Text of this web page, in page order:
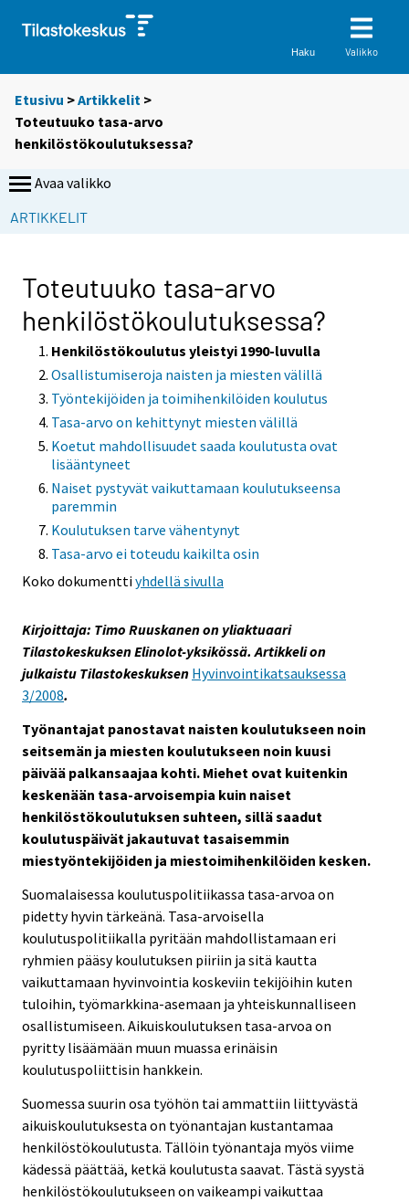
Haku Valikko
Etusivu >Artikkelit >
Toteutuuko tasa-arvo
henkilöstökoulutuksessa?
Avaa valikko
ARTIKKELIT
Toteutuuko tasa-arvo
henkilöstökoulutuksessa?
Henkilöstökoulutus yleistyi 1990-luvulla
Osallistumiseroja naisten ja miesten välillä
Työntekijöiden ja toimihenkilöiden koulutus
Tasa-arvo on kehittynyt miesten välillä
Koetut mahdollisuudet saada koulutusta ovat
lisääntyneet
Naiset pystyvät vaikuttamaan koulutukseensa
paremmin
Koulutuksen tarve vähentynyt
Tasa-arvo ei toteudu kaikilta osin
Koko dokumenttiyhdellä sivulla
Kirjoittaja: Timo Ruuskanen on yliaktuaari
Tilastokeskuksen Elinolot-yksikössä. Artikkeli on
julkaistu Tilastokeskuksen Hyvinvointikatsauksessa
3/2008.
Työnantajat panostavat naisten koulutukseen noin
seitsemän ja miesten koulutukseen noin kuusi
päivää palkansaajaa kohti. Miehet ovat kuitenkin
keskenään tasa-arvoisempia kuin naiset
henkilöstökoulutuksen suhteen, sillä saadut
koulutuspäivät jakautuvat tasaisemmin
miestyöntekijöiden ja miestoimihenkilöiden kesken.
Suomalaisessa koulutuspolitiikassa tasa-arvoa on
pidetty hyvin tärkeänä. Tasa-arvoisella
koulutuspolitiikalla pyritään mahdollistamaan eri
ryhmien pääsy koulutuksen piiriin ja sitä kautta
vaikuttamaan hyvinvointia koskeviin tekijöihin kuten
tuloihin, työmarkkina-asemaan ja yhteiskunnalliseen
osallistumiseen. Aikuiskoulutuksen tasa-arvoa on
pyritty lisäämään muun muassa erinäisin
koulutuspoliittisin hankkein.
Suomessa suurin osa työhön tai ammattiin liittyvästä
aikuiskoulutuksesta on työnantajan kustantamaa
henkilöstökoulutusta. Tällöin työnantaja myös viime
kädessä päättää, ketkä koulutusta saavat. Tästä syystä
henkilöstökoulutukseen on vaikeampi vaikuttaa